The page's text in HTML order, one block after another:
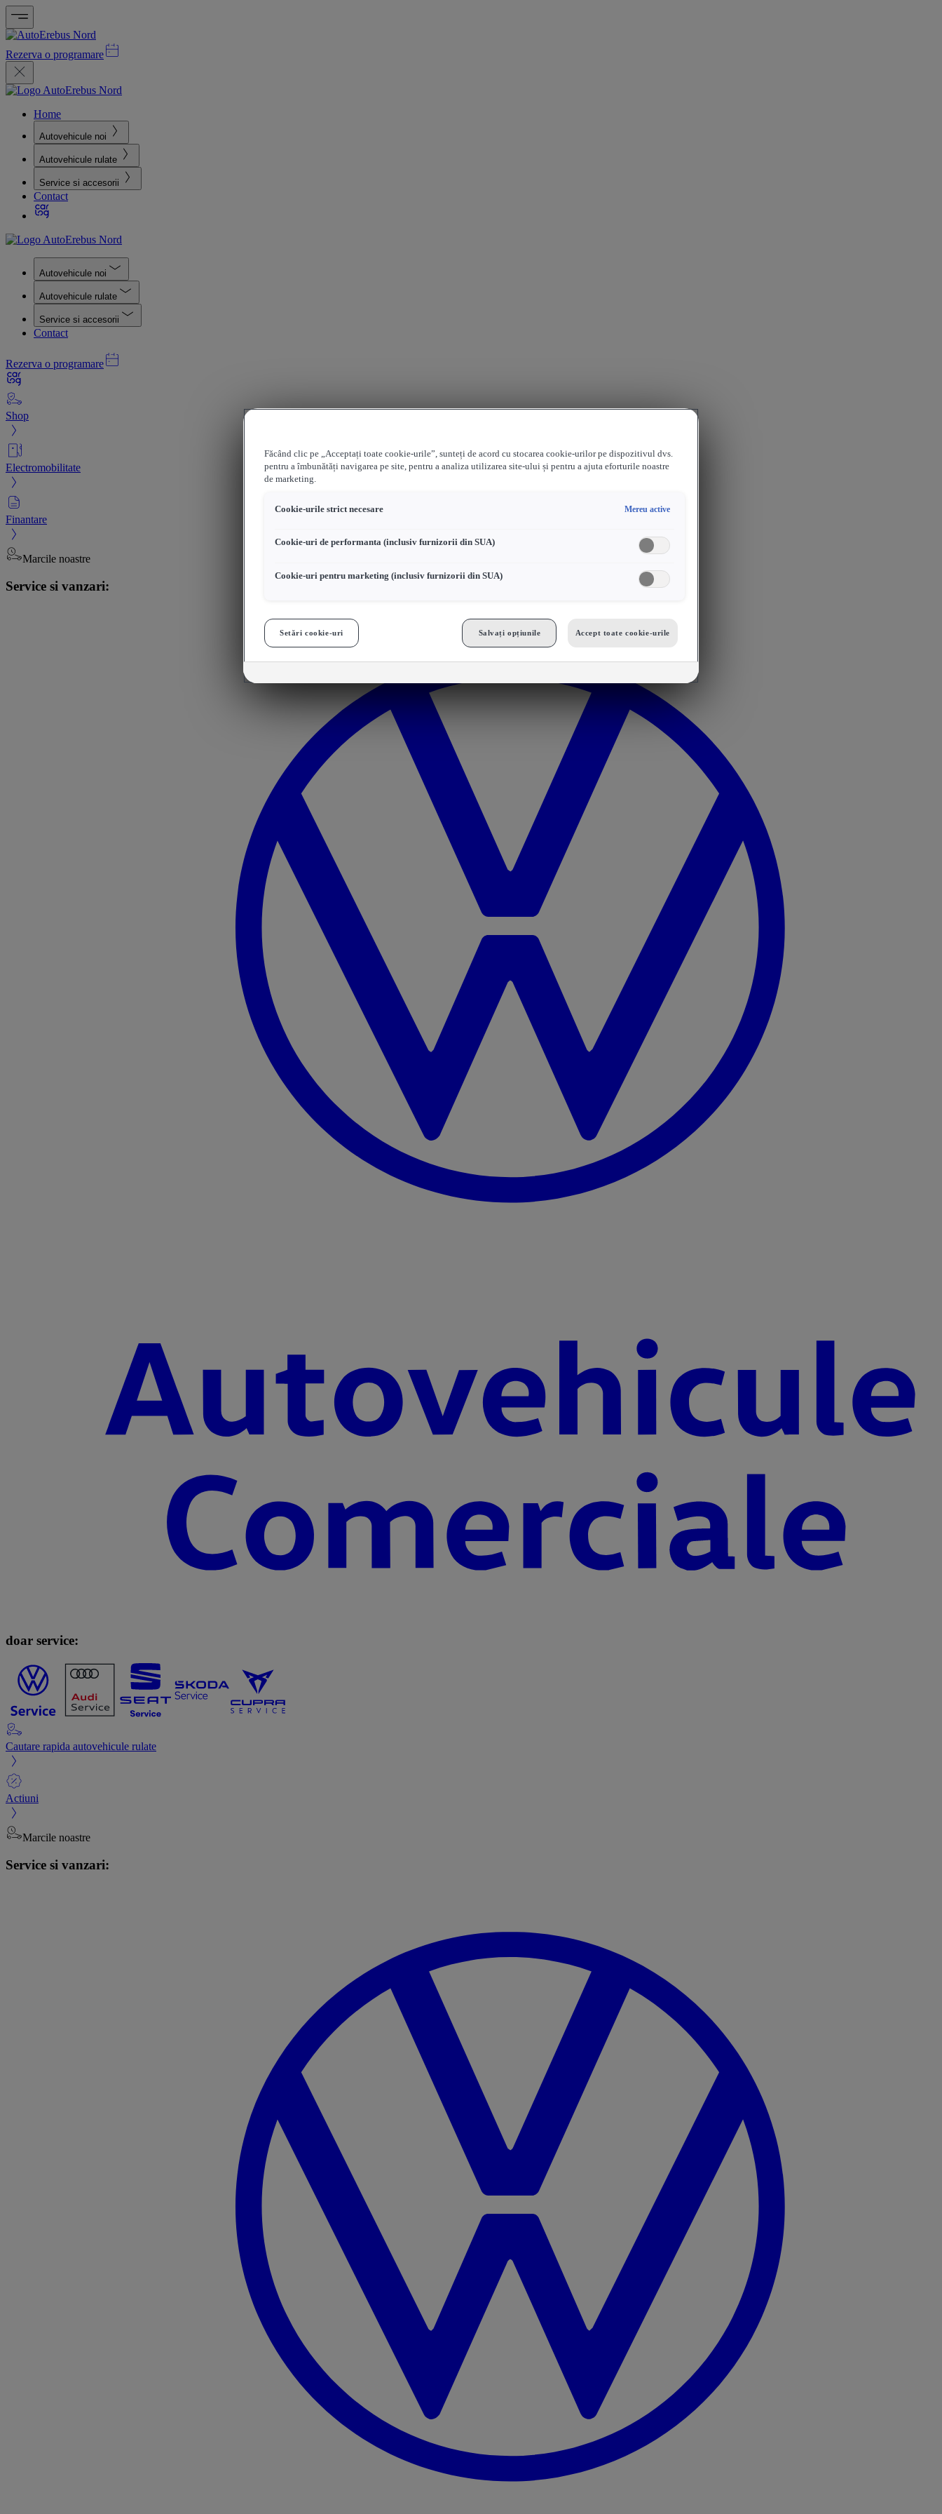
Rezerva o programare
Home
Autovehicule noi
Autovehicule rulate
Service si accesorii
Contact
Autovehicule noi
Autovehicule rulate
Service si accesorii
Contact
Rezerva o programare
Shop
Electromobilitate
Finantare
Marcile noastre
Service si vanzari:
doar service:
Cautare rapida autovehicule rulate
Actiuni
Marcile noastre
Service si vanzari:
Făcând clic pe „Acceptați toate cookie-urile”, sunteți de acord cu stocarea cookie-urilor pe dispozitivul dvs.
pentru a îmbunătăți navigarea pe site, pentru a analiza utilizarea site-ului și pentru a ajuta eforturile noastre
de marketing.
Cookie-urile strict necesare Mereu active
Cookie-uri de performanta (inclusiv furnizorii din SUA)
Cookie-uri pentru marketing (inclusiv furnizorii din SUA)
Setări cookie-uri Salvați opțiunile Accept toate cookie-urile